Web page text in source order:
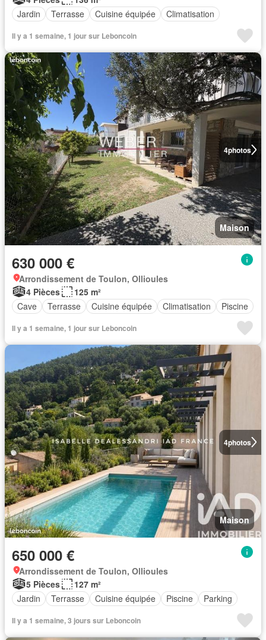
Jardin
Terrasse Cuisine équipée Climatisation
Il y a 1 semaine, 1 jour sur Leboncoin
4photos
Maison
630 000 €
Arrondissement de Toulon, Ollioules
4 Pièces
125 m²
Cave
Terrasse Cuisine équipée Climatisation Piscine
Il y a 1 semaine, 1 jour sur Leboncoin
4photos
Maison
650 000 €
Arrondissement de Toulon, Ollioules
5 Pièces
127 m²
Jardin
Terrasse Cuisine équipée Piscine Parking
Il y a 1 semaine, 3 jours sur Leboncoin